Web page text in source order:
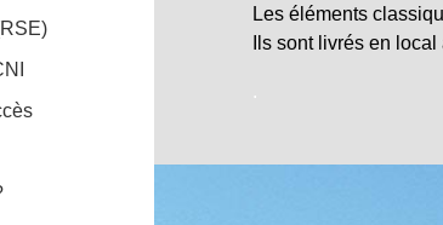
Les éléments
Ils sont livrés en local
.